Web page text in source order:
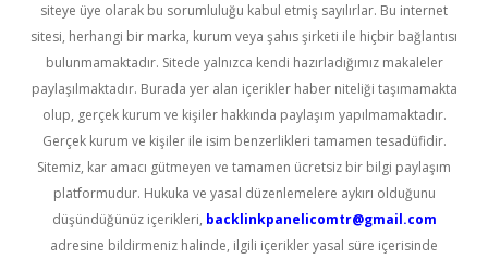
siteye üye olarak bu sorumluluğu kabul etmiş sayılırlar. Bu internet
sitesi, herhangi bir marka, kurum veya şahıs şirketi ile hiçbir bağlantısı
bulunmamaktadır. Sitede yalnızca kendi hazırladığımız makaleler
paylaşılmaktadır. Burada yer alan içerikler haber niteliği taşımamakta
olup, gerçek kurum ve kişiler hakkında paylaşım yapılmamaktadır.
Gerçek kurum ve kişiler ile isim benzerlikleri tamamen tesadüfidir.
Sitemiz, kar amacı gütmeyen ve tamamen ücretsiz bir bilgi paylaşım
platformudur. Hukuka ve yasal düzenlemelere aykırı olduğunu
düşündüğünüz içerikleri, backlinkpanelicomtr@gmail.com
adresine bildirmeniz halinde, ilgili içerikler yasal süre içerisinde